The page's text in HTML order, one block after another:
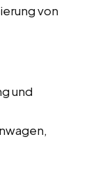
von
und